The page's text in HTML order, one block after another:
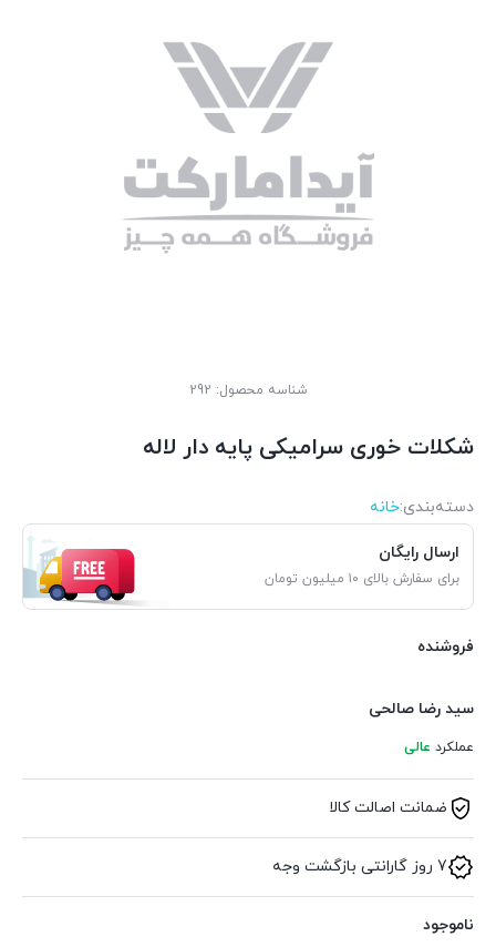
شناسه محصول: 292
شکلات خوری سرامیکی پایه دار لاله
دسته‌بندی‌:خانه
ارسال رایگان
برای سفارش بالای ۱۰ میلیون تومان
فروشنده
سید رضا صالحی
عملکرد عالی
ضمانت اصالت کالا
7 روز گارانتی بازگشت وجه
ناموجود